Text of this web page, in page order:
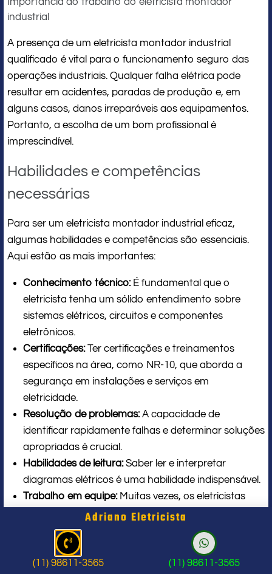
industrial
A presença de um eletricista montador industrial
qualificado é vital para o funcionamento seguro das
operações industriais. Qualquer falha elétrica pode
resultar em acidentes, paradas de produção e, em
alguns casos, danos irreparáveis aos equipamentos.
Portanto, a escolha de um bom profissional é
imprescindível.
Habilidades e competências
necessárias
Para ser um eletricista montador industrial eficaz,
algumas habilidades e competências são essenciais.
Aqui estão as mais importantes:
Conhecimento técnico:É fundamental que o
eletricista tenha um sólido entendimento sobre
sistemas elétricos, circuitos e componentes
eletrônicos.
Certificações:Ter certificações e treinamentos
específicos na área, como NR-10, que aborda a
segurança em instalações e serviços em
eletricidade.
Resolução de problemas:A capacidade de
identificar rapidamente falhas e determinar soluções
apropriadas é crucial.
Habilidades de leitura:Saber ler e interpretar
diagramas elétricos é uma habilidade indispensável.
Trabalho em equipe:Muitas vezes, os eletricistas
têm que trabalhar em conjunto com engenheiros e
outros técnicos, por isso a habilidade de colaborar é
importante.
Adriano Eletricista
(11) 98611-3565 (11) 98611-3565